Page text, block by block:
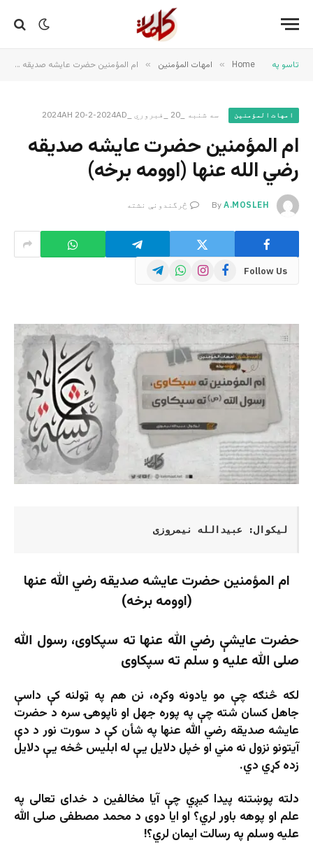
تاسو په Home
» امهات المؤمنین » ام المؤمنین حضرت عایشه صدیقه رضي الله عنها (اوومه برخه)
امهات المؤمنین سه شنبه _20 _فبروري _2024AH 20-2-2024AD
ام المؤمنین حضرت عایشه صدیقه
رضي الله عنها (اوومه برخه)
By A.MOSLEH څرگندونې نشته
Follow Us
Facebook
Instagram
WhatsApp
Telegram
لیکوال: عبیدالله نیمروزی
ام المؤمنین حضرت عایشه صدیقه رضي الله عنها
(اوومه برخه)
حضرت عایشې رضي الله عنها ته سپکاوی، رسول الله
صلی الله علیه و سلم ته سپکاوی
لکه څنګه چې مو يادونه وکړه، نن هم په ټولنه کې داسې
جاهل کسان شته چې په پوره جهل او ناپوهۍ سره د حضرت
عايشه صديقه رضي الله عنها په شأن کې د سورت نور د دې
آيتونو نزول نه مني او خپل دلایل یې له ابلیس څخه یې دلایل
زده کړي دي.
دلته پوښتنه پیدا کیږي چې آیا مخالفین د خدای تعالی په
علم او پوهه باور لري؟ او ایا دوی د محمد مصطفی صلی الله
علیه وسلم په رسالت ایمان لري؟!